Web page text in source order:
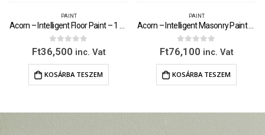
PAINT
Acorn – Intelligent Masonry Paint – 5 Litre
0 out of 5
Ft76,100 inc. Vat
KOSÁRBA TESZEM
PAINT
Acorn – Intelligent Eggshell – 1 Litre
0 out of 5
Ft32,500 inc. Vat
KOSÁRBA TESZEM